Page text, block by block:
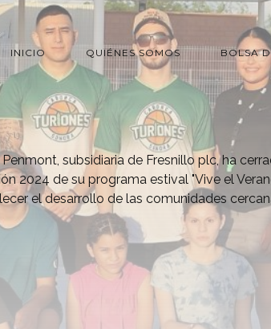
INICIO QUIÉNES SOMOS BOLSA
Penmont, subsidiaria de Fresnillo plc, ha
2024 de su programa estival "Vive el
el desarrollo de las comunidades